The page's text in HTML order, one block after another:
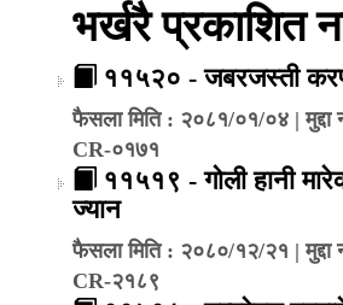
भर्खरै प्रकाशित
११५२० - जबरजस्ती
फैसला मिति : २०८१/०१/०४ |
CR-०१७१
११५१९ - गोली हानी
ज्यान
फैसला मिति : २०८०/१२/२१ |
CR-२१८९